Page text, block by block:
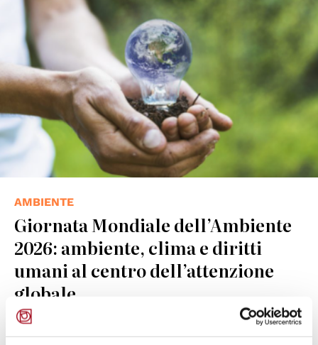
© GANHRI
AMBIENTE
Giornata Mondiale dell’Ambiente
2026: ambiente, clima e diritti
umani al centro dell’attenzione
globale
03.06.2026